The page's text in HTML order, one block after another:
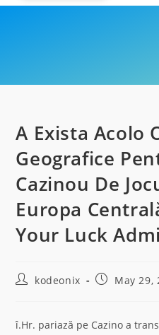
A Exista Acolo
Geografice
Cazinou De
Europa
Your Luck
kodeonix May 29,
î.Hr. pariază pe Cazino a